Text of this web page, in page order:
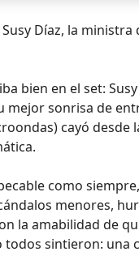
Díaz, la
bien en el set:
mejor sonrisa de
cayó desde
como
menores,
la amabilidad de
todos sintieron: una